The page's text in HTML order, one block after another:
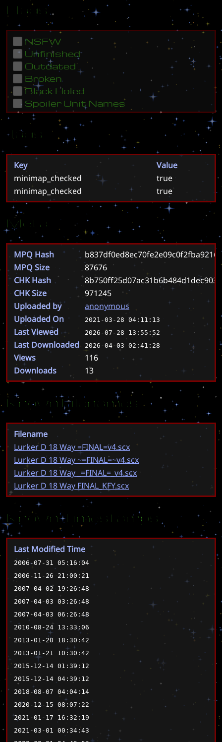
Flags
NSFW
Unfinished
Outdated
Broken
Black Holed
Spoiler Unit Names
Tags
Key
Value
minimap_checked
true
minimap_checked
true
Meta
MPQ Hash
MPQ Size
87676
CHK Hash
CHK Size
971245
Uploaded by
anonymous
Uploaded On
2021-03-28 04:11:13
Last Viewed 2026-07-28 13:55:52
Last Downloaded 2026-04-03 02:41:28
Views
116
Downloads
13
Known Filenames
Filename
Lurker D 18 Way =FINAL=v4.scx
Lurker D 18 Way ~=FINAL=~v4.scx
Lurker D 18 Way _=FINAL=_v4.scx
Lurker D 18 Way FINAL_KFY.scx
Known Timestamps
Last Modified Time
2006-07-31 05:16:04
2006-11-26 21:00:21
2007-04-02 19:26:48
2007-04-03 03:26:48
2007-04-03 06:26:48
2010-08-24 13:33:06
2013-01-20 18:30:42
2013-01-21 10:30:42
2015-12-14 01:39:12
2015-12-14 04:39:12
2018-08-07 04:04:14
2020-12-15 08:07:22
2021-01-17 16:32:19
2021-03-01 00:34:43